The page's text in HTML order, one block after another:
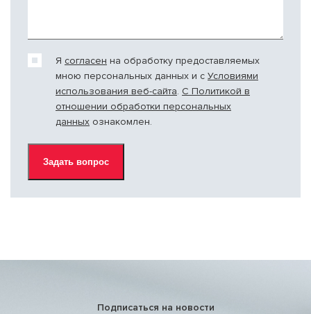
Я согласен на обработку предоставляемых
мною персональных данных и c Условиями
использования веб-сайта. С Политикой в
отношении обработки персональных
данных ознакомлен.
Подписаться на новости